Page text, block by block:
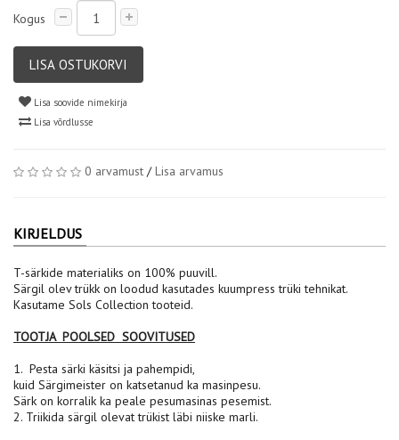
Kogus
LISA OSTUKORVI
Lisa soovide nimekirja
Lisa võrdlusse
0 arvamust /Lisa arvamus
KIRJELDUS
T-särkide materialiks on 100% puuvill.
Särgil olev trükk on loodud kasutades kuumpress trüki tehnikat.
Kasutame Sols Collection tooteid.
TOOTJA POOLSED SOOVITUSED
1. Pesta särki käsitsi ja pahempidi,
kuid Särgimeister on katsetanud ka masinpesu.
Särk on korralik ka peale pesumasinas pesemist.
2. Triikida särgil olevat trükist läbi niiske marli.